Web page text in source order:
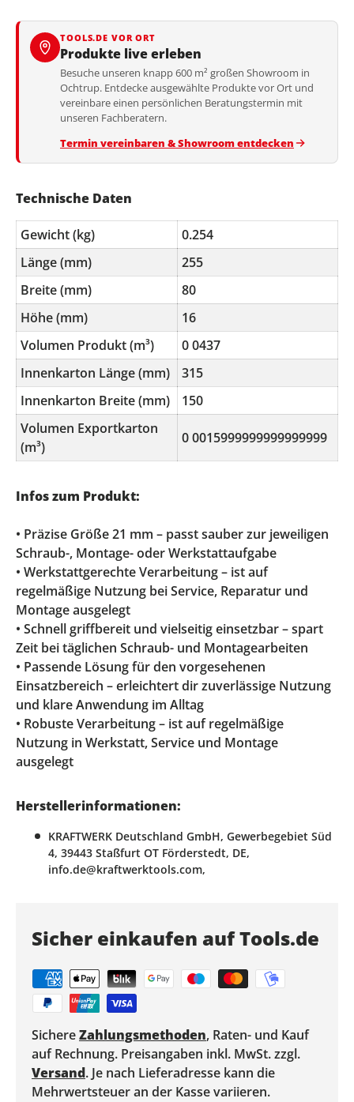
TOOLS.DE VOR ORT
Produkte live erleben
Besuche unseren knapp 600 m² großen Showroom in
Ochtrup. Entdecke ausgewählte Produkte vor Ort und
vereinbare einen persönlichen Beratungstermin mit
unseren Fachberatern.
Termin vereinbaren & Showroom entdecken
Technische Daten
Gewicht (kg)
0.254
Länge (mm)
255
Breite (mm)
80
Höhe (mm)
16
Volumen Produkt (m³)
0 0437
Innenkarton Länge (mm)
315
Innenkarton Breite (mm)
150
Volumen Exportkarton
(m³)
0 0015999999999999999
Infos zum Produkt:
• Präzise Größe 21 mm – passt sauber zur jeweiligen
Schraub-, Montage- oder Werkstattaufgabe
• Werkstattgerechte Verarbeitung – ist auf
regelmäßige Nutzung bei Service, Reparatur und
Montage ausgelegt
• Schnell griffbereit und vielseitig einsetzbar – spart
Zeit bei täglichen Schraub- und Montagearbeiten
• Passende Lösung für den vorgesehenen
Einsatzbereich – erleichtert dir zuverlässige Nutzung
und klare Anwendung im Alltag
• Robuste Verarbeitung – ist auf regelmäßige
Nutzung in Werkstatt, Service und Montage
ausgelegt
Herstellerinformationen:
KRAFTWERK Deutschland GmbH, Gewerbegebiet Süd
4, 39443 Staßfurt OT Förderstedt, DE,
info.de@kraftwerktools.com,
Sicher einkaufen auf Tools.de
SichereZahlungsmethoden, Raten- und Kauf
auf Rechnung. Preisangaben inkl. MwSt. zzgl.
Versand. Je nach Lieferadresse kann die
Mehrwertsteuer an der Kasse variieren.